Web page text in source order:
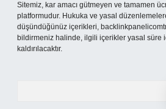
Sitemiz, kar amacı gütmeyen ve tamamen
platformudur. Hukuka ve yasal
düşündüğünüz içerikleri,
bildirmeniz halinde, ilgili içerikler yasal süre
kaldırılacaktır.